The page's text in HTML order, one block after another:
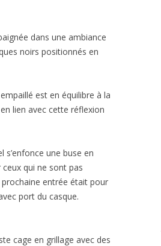
dans une ambiance
noirs positionnés en
est en équilibre à la
lien avec cette réflexion
s’enfonce une buse en
qui ne sont pas
entrée était pour
port du casque.
cage en grillage avec des